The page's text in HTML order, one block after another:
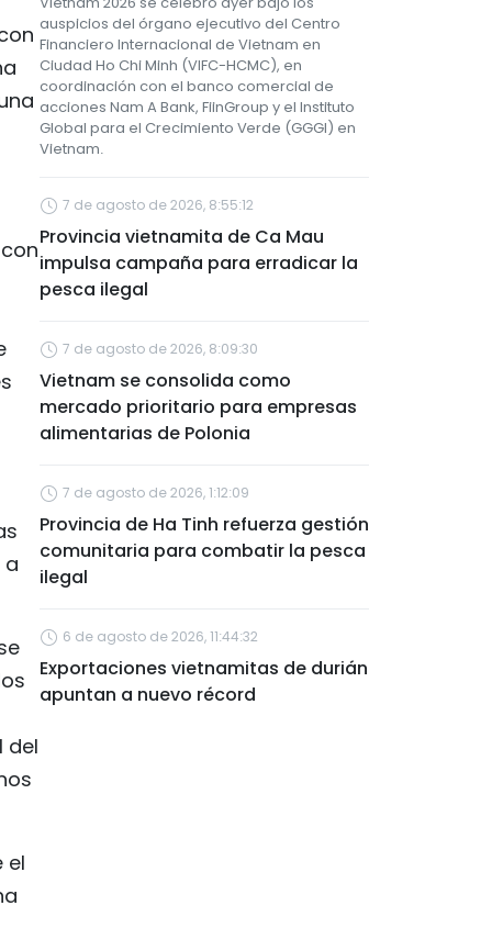
a
del
el
auspicios del órgano ejecutivo del Centro
Financiero Internacional de Vietnam en
Ciudad Ho Chi Minh (VIFC-HCMC), en
coordinación con el banco comercial de
acciones Nam A Bank, FiinGroup y el Instituto
Global para el Crecimiento Verde (GGGI) en
Vietnam.
7 de agosto de 2026, 8:55:12
Provincia vietnamita de Ca Mau
impulsa campaña para erradicar la
pesca ilegal
7 de agosto de 2026, 8:09:30
Vietnam se consolida como
mercado prioritario para empresas
alimentarias de Polonia
7 de agosto de 2026, 1:12:09
Provincia de Ha Tinh refuerza gestión
comunitaria para combatir la pesca
ilegal
6 de agosto de 2026, 11:44:32
Exportaciones vietnamitas de durián
apuntan a nuevo récord